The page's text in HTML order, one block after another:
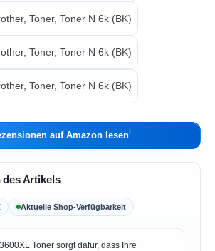
auf Amazon lesenℹ︎
des Artikels
Aktuelle Shop-Verfügbarkeit
Toner sorgt dafür, dass Ihre